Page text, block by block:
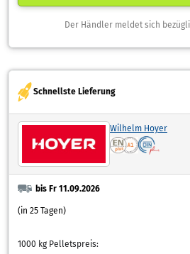
Der Händler meldet sich
Schnellste Lieferung
Wilhelm Hoyer
bis Fr 11.09.2026
(in 25 Tagen)
1000 kg Pelletspreis: